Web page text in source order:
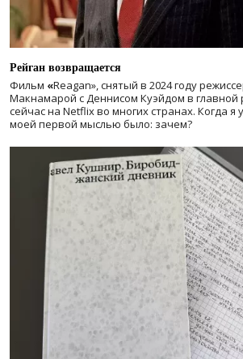
Рейган возвращается
Фильм «Reagan», снятый в 2024 году
Макнамарой с Деннисом Куэйдом в главной
сейчас на Netflix во многих странах. Когда
моей первой мыслью было: зачем?